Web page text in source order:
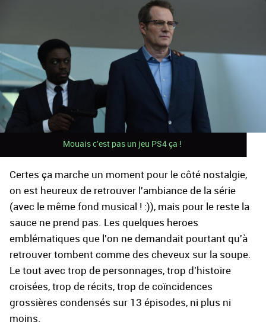
Mouais c'est pas un jeu PS4 ça !
Certes ça marche un moment pour le côté nostalgie,
on est heureux de retrouver l'ambiance de la série
(avec le même fond musical ! :)), mais pour le reste la
sauce ne prend pas. Les quelques heroes
emblématiques que l'on ne demandait pourtant qu'à
retrouver tombent comme des cheveux sur la soupe.
Le tout avec trop de personnages, trop d'histoire
croisées, trop de récits, trop de coïncidences
grossières condensés sur 13 épisodes, ni plus ni
moins.